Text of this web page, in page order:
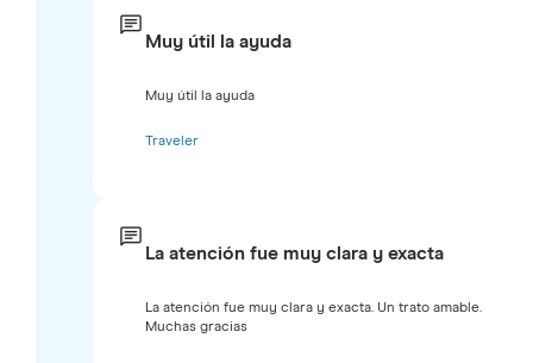
Muy útil la ayuda
Muy útil la ayuda
Traveler
La atención fue muy clara y exacta
La atención fue muy clara y exacta. Un trato amable.
Muchas gracias